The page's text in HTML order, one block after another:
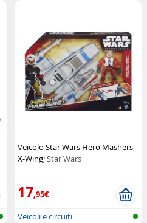
Veicolo Star Wars Hero Mashers
X-Wing;Star Wars
17,95€
Veicoli e circuiti